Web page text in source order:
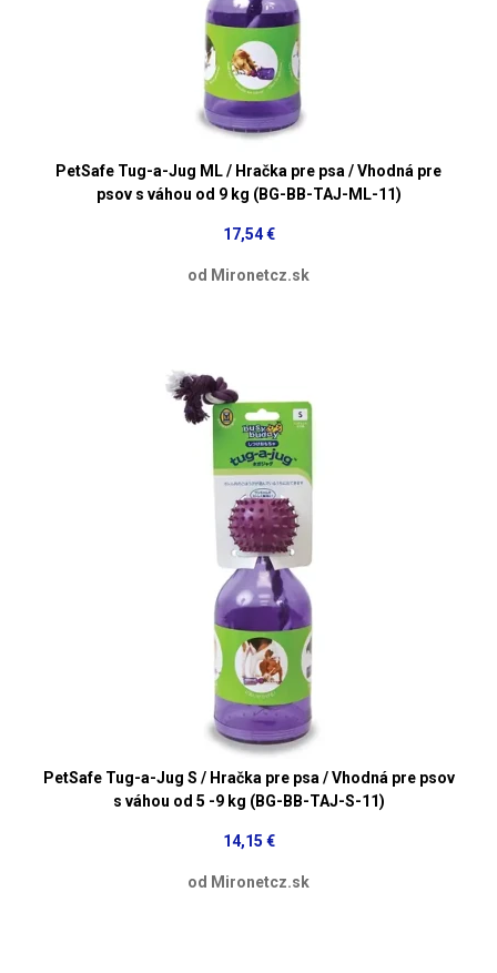
PetSafe Tug-a-Jug ML / Hračka pre psa / Vhodná pre
psov s váhou od 9 kg (BG-BB-TAJ-ML-11)
17,54 €
od Mironetcz.sk
PetSafe Tug-a-Jug S / Hračka pre psa / Vhodná pre psov
s váhou od 5 -9 kg (BG-BB-TAJ-S-11)
14,15 €
od Mironetcz.sk